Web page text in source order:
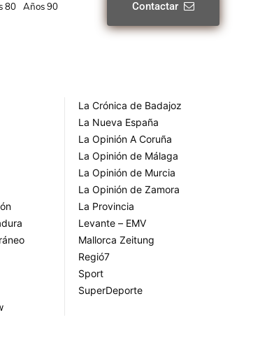
80 Años 90 Contactar
La Crónica de Badajoz
La Nueva España
La Opinión A Coruña
La Opinión de Málaga
La Opinión de Murcia
La Opinión de Zamora
La Provincia
Levante – EMV
Mallorca Zeitung
Regió7
Sport
SuperDeporte